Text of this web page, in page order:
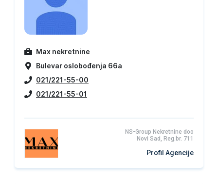
Max nekretnine
Bulevar oslobođenja 66a
021/221-55-00
021/221-55-01
NS-Group Nekretnine doo
Novi Sad, Reg.br. 711
Profil Agencije